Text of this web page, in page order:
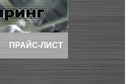
ПРАЙС-ЛИСТ